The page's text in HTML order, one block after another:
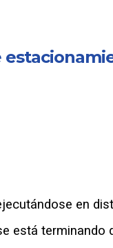
en
está